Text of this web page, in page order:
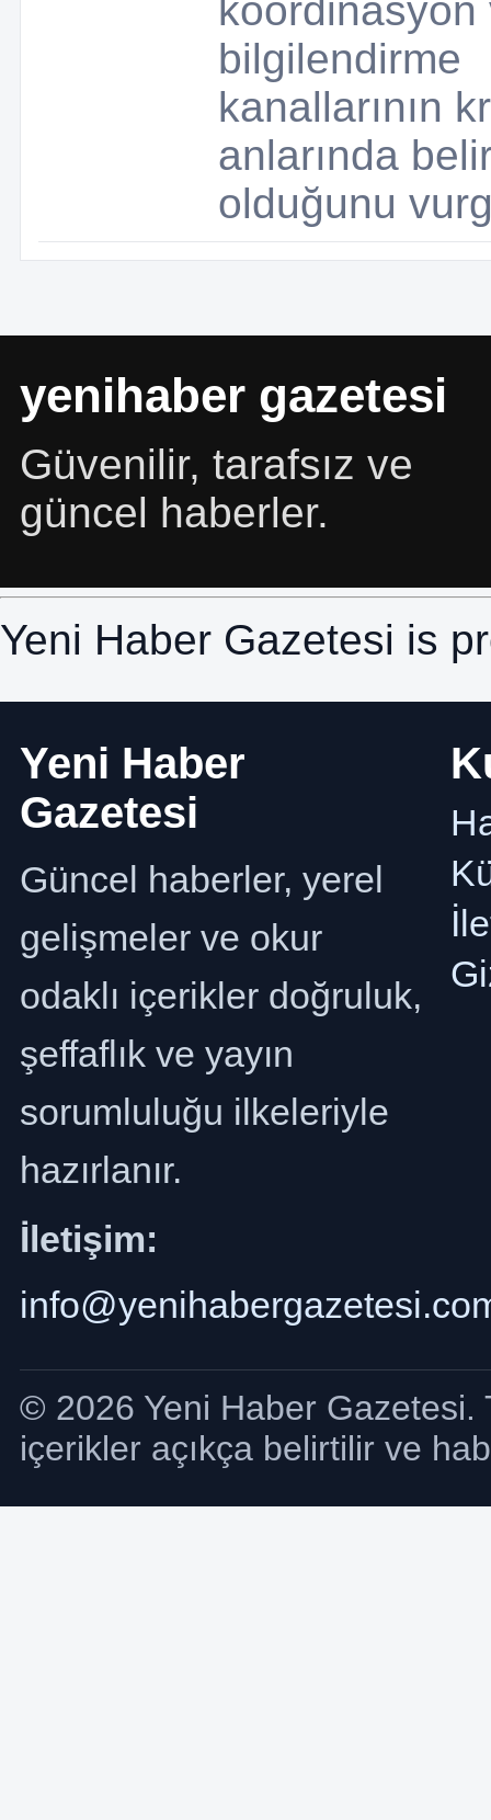
bilgilendirme
kanallarının
anlarında
olduğunu
yenihaber gazetesi
Güvenilir, tarafsız ve
güncel haberler.
Yeni Haber Gazetesi is
Yeni Haber
Gazetesi
Güncel haberler, yerel
gelişmeler ve okur
odaklı içerikler doğruluk,
şeffaflık ve yayın
sorumluluğu ilkeleriyle
hazırlanır.
İletişim:
© 2026 Yeni Haber Gazetesi.
içerikler açıkça belirtilir ve